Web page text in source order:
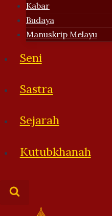
Kabar
Budaya
Manuskrip Melayu
Seni
Sastra
Sejarah
Kutubkhanah